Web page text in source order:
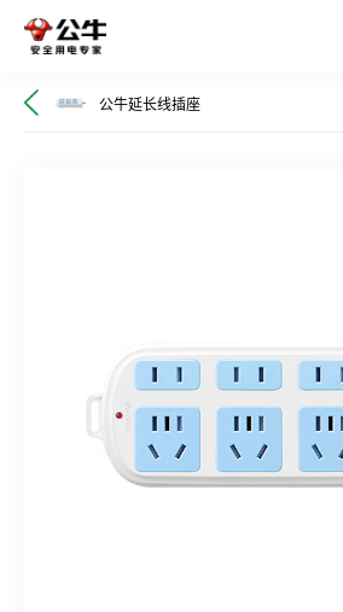
公牛延长线插座